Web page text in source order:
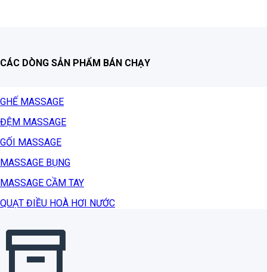
CÁC DÒNG SẢN PHẨM BÁN CHẠY
GHẾ MASSAGE
ĐỆM MASSAGE
GỐI MASSAGE
MASSAGE BỤNG
MASSAGE CẦM TAY
QUẠT ĐIỀU HOÀ HƠI NƯỚC